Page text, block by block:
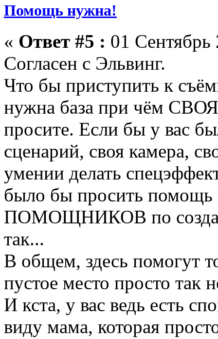
Помощь нужна!
« Ответ #5 : 01
Согласен с Эльвинг.
Что бы приступить к
нужна база при чём
просите. Если бы у вас
сценарий, своя камера,
умении делать
было бы просить помощь
ПОМОЩНИКОВ по
так...
В общем, здесь помогут
пустое место просто так
И кста, у вас ведь есть
виду мама, которая